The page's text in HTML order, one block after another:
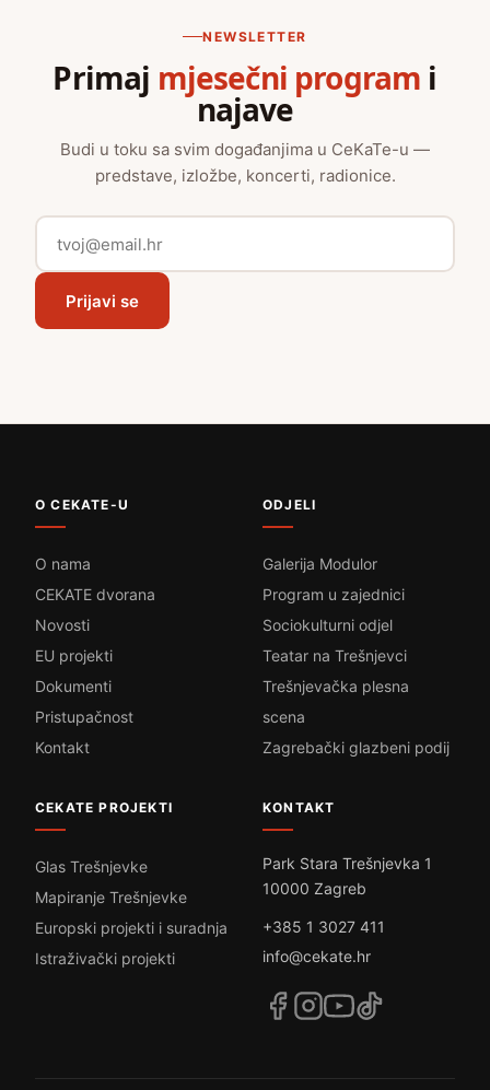
NEWSLETTER
Primaj mjesečni program i
najave
Budi u toku sa svim događanjima u CeKaTe-u —
predstave, izložbe, koncerti, radionice.
Prijavi se
O CEKATE-U
O nama
CEKATE dvorana
Novosti
EU projekti
Dokumenti
Pristupačnost
Kontakt
ODJELI
Galerija Modulor
Program u zajednici
Sociokulturni odjel
Teatar na Trešnjevci
Trešnjevačka plesna
scena
Zagrebački glazbeni podij
CEKATE PROJEKTI
Glas Trešnjevke
Mapiranje Trešnjevke
Europski projekti i suradnja
Istraživački projekti
KONTAKT
Park Stara Trešnjevka 1
10000 Zagreb
+385 1 3027 411
info@cekate.hr